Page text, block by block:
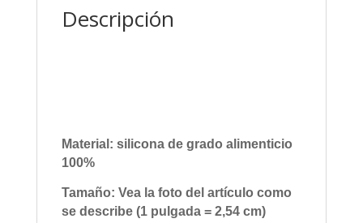
Descripción
Material: silicona de grado alimenticio
100%
Tamaño: Vea la foto del artículo como
se describe (1 pulgada = 2,54 cm)